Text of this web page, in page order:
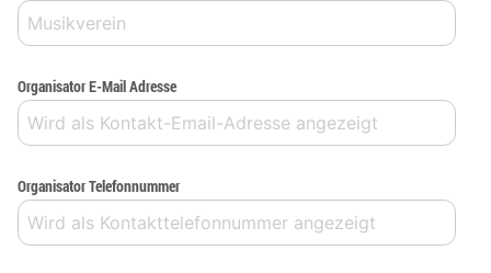
Organisator E-Mail Adresse
Organisator Telefonnummer